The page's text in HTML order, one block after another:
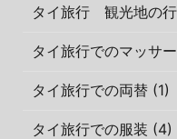
タイ旅行 観光地の
タイ旅行でのマッサ
タイ旅行での両替 (1)
タイ旅行での服装 (4)